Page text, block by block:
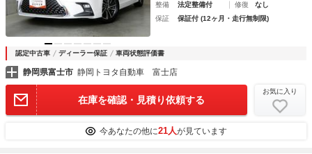
整備
法定整備付 修復
なし
保証
保証付 (12ヶ月・走行無制限)
認定中古車 ディーラー保証 車両状態評価書
静岡県富士市 静岡トヨタ自動車 富士店
在庫を確認・見積り依頼する
お気に入り
今あなたの他に21人が見ています